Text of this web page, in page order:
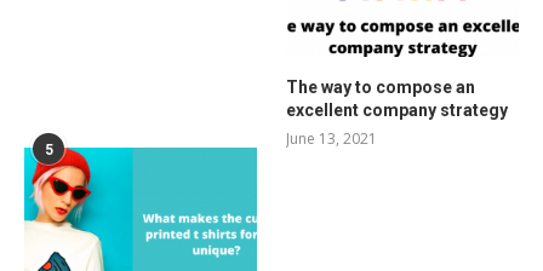
The way to compose an
excellent company strategy
June 13, 2021
5